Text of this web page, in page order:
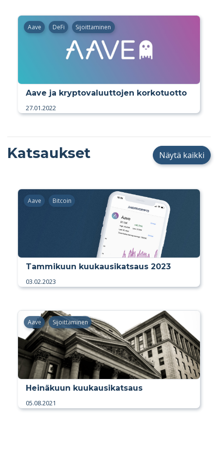
Aave DeFi Sijoittaminen
Aave ja kryptovaluuttojen korkotuotto
27.01.2022
Katsaukset Näytä kaikki
Aave Bitcoin
Tammikuun kuukausikatsaus 2023
03.02.2023
Aave Sijoittaminen
Heinäkuun kuukausikatsaus
05.08.2021